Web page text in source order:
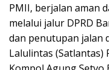
PMII, berjalan aman
melalui jalur DPRD
dan penutupan jalan
Lalulintas (Satlantas)